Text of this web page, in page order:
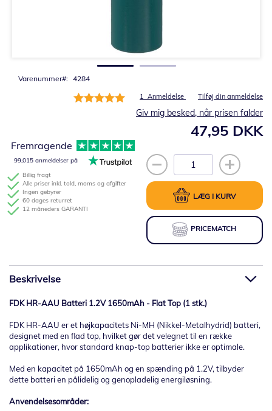
Varenummer 4284
Bedømmelse:
1 Anmeldelse Tilføj din anmeldelse
47,95 DKK
Giv mig besked, når prisen falder
LÆG I KURV
PRICEMATCH
Billig fragt
Alle priser inkl. told, moms og afgifter
Ingen gebyrer
60 dages returret
12 måneders GARANTI
Fremragende
99,015 anmeldelser på
Beskrivelse
FDK HR-AAU Batteri 1.2V 1650mAh - Flat Top (1 stk.)
FDK HR-AAU er et højkapacitets Ni-MH (Nikkel-Metalhydrid) batteri,
designet med en flad top, hvilket gør det velegnet til en række
applikationer, hvor standard knap-top batterier ikke er optimale.
Med en kapacitet på 1650mAh og en spænding på 1.2V, tilbyder
dette batteri en pålidelig og genopladelig energiløsning.
Anvendelsesområder: